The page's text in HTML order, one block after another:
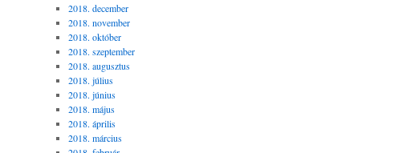
2018. december
2018. november
2018. október
2018. szeptember
2018. augusztus
2018. július
2018. június
2018. május
2018. április
2018. március